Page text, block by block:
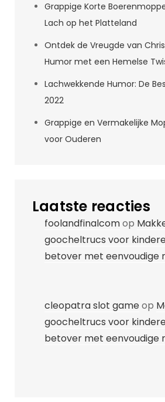
Grappige Korte
Lach op het Platteland
Ontdek de Vreugde van
Humor met een Hemelse
Lachwekkende Humor: De
2022
Grappige en Vermakelijke
voor Ouderen
Laatste reacties
foolandfinalcomop
goocheltrucs voor
betover met eenvoudige
cleopatra slot gameop
goocheltrucs voor
betover met eenvoudige